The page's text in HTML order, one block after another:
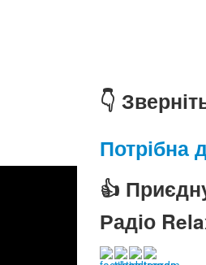
👇
Потрібна
👍
Радіо